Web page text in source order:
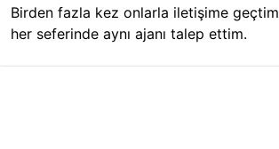
Birden fazla kez onlarla iletişime
her seferinde aynı ajanı talep ettim.